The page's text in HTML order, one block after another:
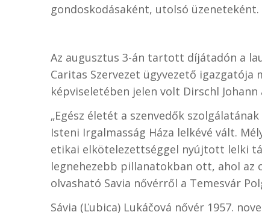
gondoskodásaként, utolsó üzeneteként.
Az augusztus 3-án tartott díjátadón a
Caritas Szervezet ügyvezető igazgatója
képviseletében jelen volt Dirschl
„Egész életét a szenvedők
Isteni Irgalmasság Háza lelkévé vált.
etikai elkötelezettséggel nyújtott lelki
legnehezebb pillanatokban ott, ahol
olvasható Savia nővérről a Temesvár
Sávia (Ľubica) Lukáčová nővér 1957.